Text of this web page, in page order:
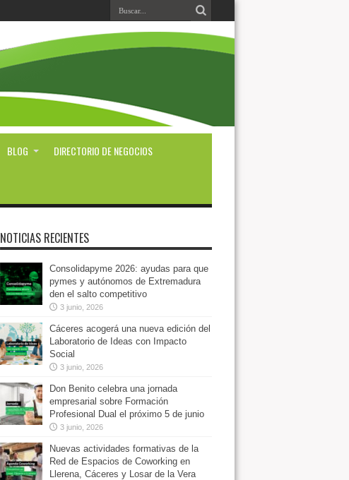
BLOG DIRECTORIO DE NEGOCIOS
NOTICIAS RECIENTES
Consolidapyme 2026: ayudas para que
pymes y autónomos de Extremadura
den el salto competitivo
3 junio, 2026
Cáceres acogerá una nueva edición del
Laboratorio de Ideas con Impacto
Social
3 junio, 2026
Don Benito celebra una jornada
empresarial sobre Formación
Profesional Dual el próximo 5 de junio
3 junio, 2026
Nuevas actividades formativas de la
Red de Espacios de Coworking en
Llerena, Cáceres y Losar de la Vera